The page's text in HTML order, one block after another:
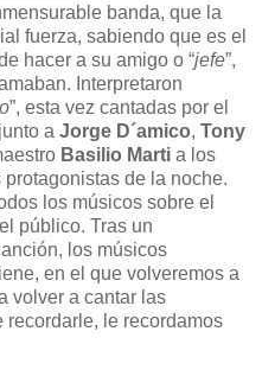
banda, que la
fuerza, sabiendo que es el
hacer a su amigo o “jefe”,
Interpretaron
”, esta vez cantadas por el
a Jorge D´amico, Tony
Basilio Marti a los
de la noche.
los músicos sobre el
público. Tras un
los músicos
en el que volveremos a
volver a cantar las
le recordamos